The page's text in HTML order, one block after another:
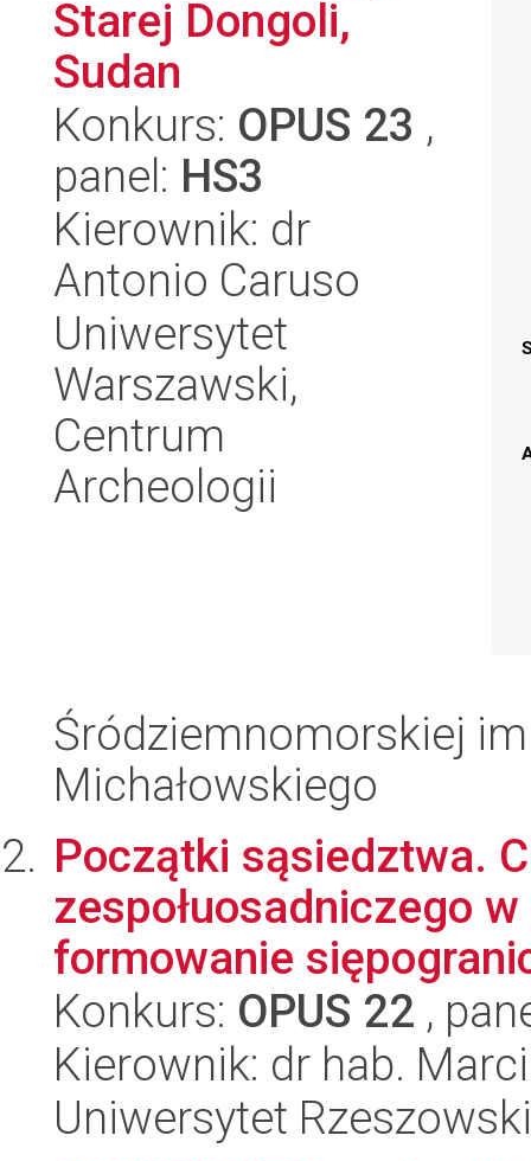
Starej Dongoli,
Sudan
Konkurs: OPUS 23 ,
panel: HS3
Kierownik: dr
Antonio Caruso
Uniwersytet
Warszawski,
Centrum
Archeologii
Śródziemnomorskiej
Michałowskiego
Początki sąsiedztwa.
zespołuosadniczego
formowanie
Konkurs: OPUS 22 ,
Kierownik: dr hab.
Uniwersytet Rzeszowski